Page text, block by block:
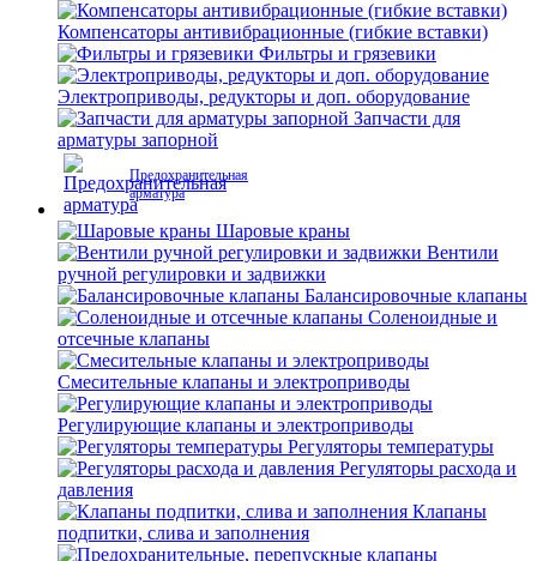
Компенсаторы антивибрационные (гибкие вставки)
Фильтры и грязевики
Электроприводы, редукторы и доп. оборудование
Запчасти для
арматуры запорной
Предохранительная
арматура
Шаровые краны
Вентили
ручной регулировки и задвижки
Балансировочные клапаны
Соленоидные и
отсечные клапаны
Смесительные клапаны и электроприводы
Регулирующие клапаны и электроприводы
Регуляторы температуры
Регуляторы расхода и
давления
Клапаны
подпитки, слива и заполнения